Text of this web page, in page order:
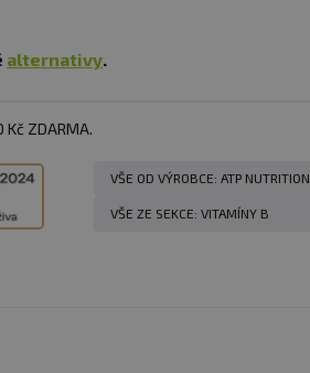
alternativy.
ZDARMA.
VŠE OD VÝROBCE: ATP NUTRITION
VŠE ZE SEKCE: VITAMÍNY B